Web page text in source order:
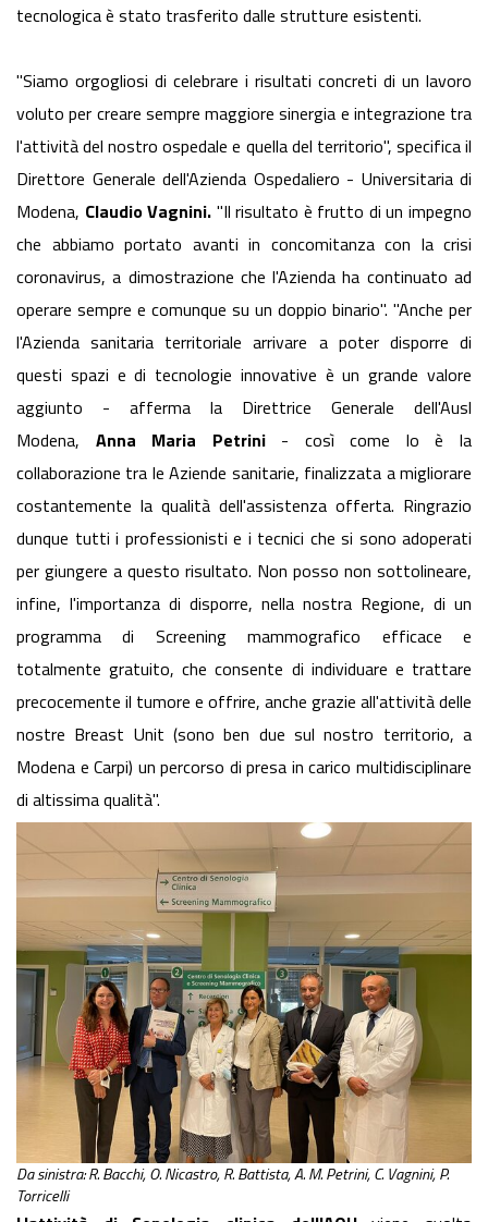
tecnologica è stato trasferito dalle strutture esistenti.
"Siamo orgogliosi di celebrare i risultati concreti di un lavoro
voluto per creare sempre maggiore sinergia e integrazione tra
l'attività del nostro ospedale e quella del territorio", specifica il
Direttore Generale dell'Azienda Ospedaliero - Universitaria di
Modena, Claudio Vagnini. "Il risultato è frutto di un impegno
che abbiamo portato avanti in concomitanza con la crisi
coronavirus, a dimostrazione che l'Azienda ha continuato ad
operare sempre e comunque su un doppio binario". "Anche per
l'Azienda sanitaria territoriale arrivare a poter disporre di
questi spazi e di tecnologie innovative è un grande valore
aggiunto - afferma la Direttrice Generale dell'Ausl
Modena, Anna Maria Petrini - così come lo è la
collaborazione tra le Aziende sanitarie, finalizzata a migliorare
costantemente la qualità dell'assistenza offerta. Ringrazio
dunque tutti i professionisti e i tecnici che si sono adoperati
per giungere a questo risultato. Non posso non sottolineare,
infine, l'importanza di disporre, nella nostra Regione, di un
programma di Screening mammografico efficace e
totalmente gratuito, che consente di individuare e trattare
precocemente il tumore e offrire, anche grazie all'attività delle
nostre Breast Unit (sono ben due sul nostro territorio, a
Modena e Carpi) un percorso di presa in carico multidisciplinare
di altissima qualità".
Da sinistra: R. Bacchi, O. Nicastro, R. Battista, A. M. Petrini, C. Vagnini, P.
Torricelli